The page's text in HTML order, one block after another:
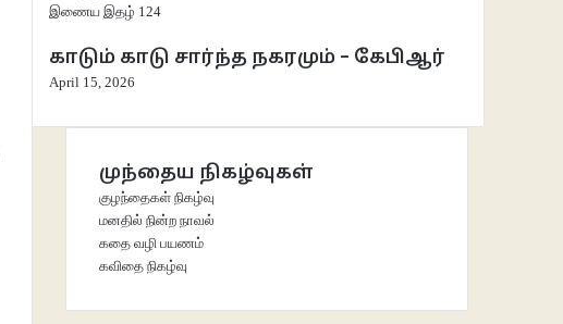
Close
இணைய இதழ் 124
காடும் காடு சார்ந்த நகரமும் – கேபிஆர்
April 15, 2026
முந்தைய நிகழ்வுகள்
குழந்தைகள் நிகழ்வு
மனதில் நின்ற நாவல்
கதை வழி பயணம்
கவிதை நிகழ்வு